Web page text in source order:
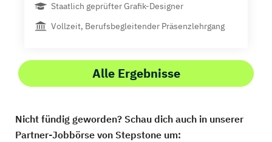
Staatlich geprüfter Grafik-Designer
Vollzeit, Berufsbegleitender Präsenzlehrgang
Alle Ergebnisse
Nicht fündig geworden? Schau dich auch in unserer
Partner-Jobbörse von Stepstone um: